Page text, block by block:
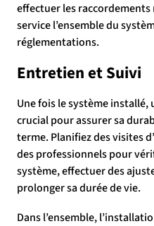
effectuer les
service l’ensemble du
réglementations.
Entretien et Suivi
Une fois le système
crucial pour assurer sa
terme. Planifiez des visites
des professionnels pour
système, effectuer des
prolonger sa durée de vie.
Dans l’ensemble,